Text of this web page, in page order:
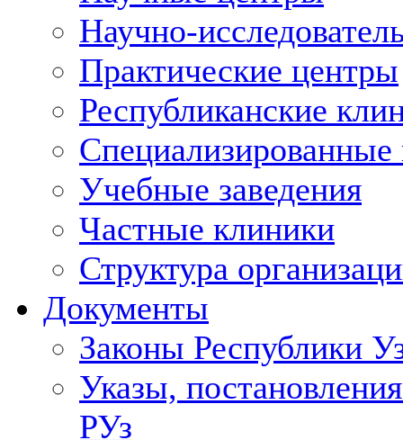
Научно-
Практические центры
Республиканские
Учебные заведения
Частные клиники
Структура
Документы
Законы Республики
Указы,
РУз